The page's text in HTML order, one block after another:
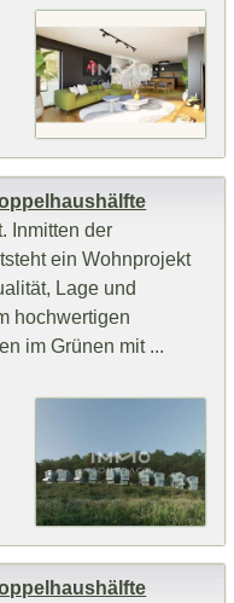
Inmitten der
ein Wohnprojekt
Lage und
hochwertigen
im Grünen mit ...